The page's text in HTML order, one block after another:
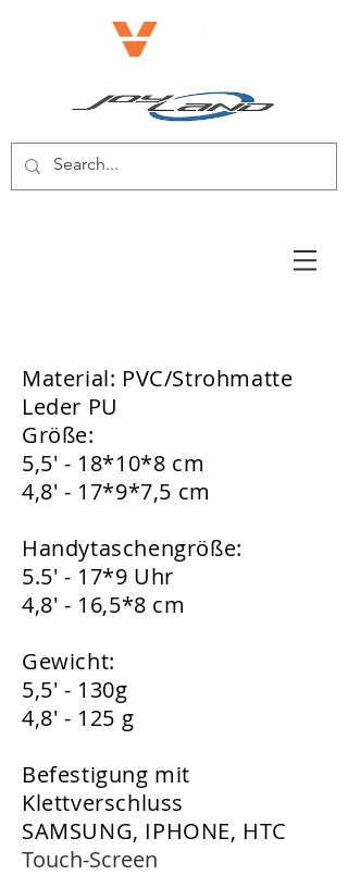
Material: PVC/Strohmatte
Leder PU
Größe:
5,5' - 18*10*8 cm
4,8' - 17*9*7,5 cm
Handytaschengröße:
5.5' - 17*9 Uhr
4,8' - 16,5*8 cm
Gewicht:
5,5' - 130g
4,8' - 125 g
Befestigung mit
Klettverschluss
SAMSUNG, IPHONE, HTC
Touch-Screen